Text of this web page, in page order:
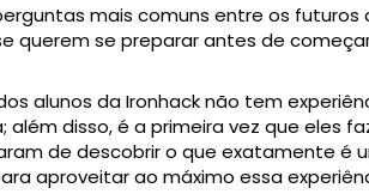
mais comuns entre os futuros
querem se preparar antes de
alunos da Ironhack não tem
além disso, é a primeira vez que eles
de descobrir o que exatamente é
aproveitar ao máximo essa